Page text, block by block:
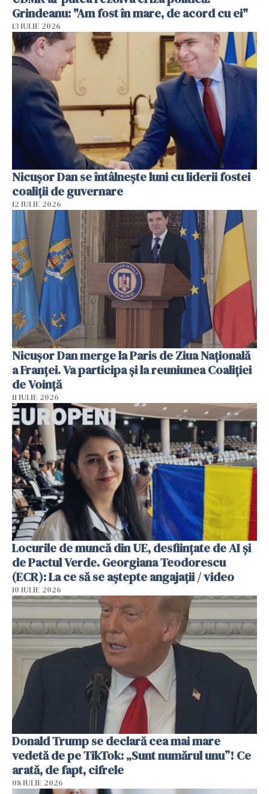
Grindeanu: "Am fost în mare, de acord cu ei"
13 IULIE 2026
Nicuşor Dan se întâlnește luni cu liderii fostei
coaliţii de guvernare
12 IULIE 2026
Nicuşor Dan merge la Paris de Ziua Naţională
a Franţei. Va participa şi la reuniunea Coaliţiei
de Voinţă
11 IULIE 2026
Locurile de muncă din UE, desființate de AI și
de Pactul Verde. Georgiana Teodorescu
(ECR): La ce să se aștepte angajații / video
10 IULIE 2026
Donald Trump se declară cea mai mare
vedetă de pe TikTok: „Sunt numărul unu”! Ce
arată, de fapt, cifrele
08 IULIE 2026